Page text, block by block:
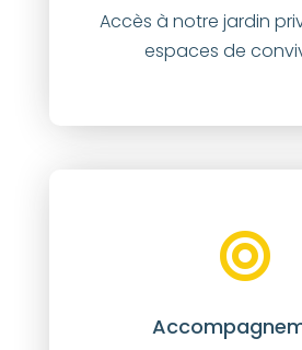
Accès à notre jardin
espaces de